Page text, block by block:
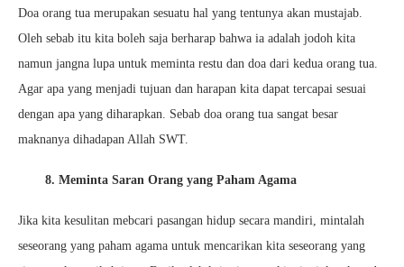
Doa orang tua merupakan sesuatu hal yang tentunya akan mustajab.
Oleh sebab itu kita boleh saja berharap bahwa ia adalah jodoh kita
namun jangna lupa untuk meminta restu dan doa dari kedua orang tua.
Agar apa yang menjadi tujuan dan harapan kita dapat tercapai sesuai
dengan apa yang diharapkan. Sebab doa orang tua sangat besar
maknanya dihadapan Allah SWT.
8. Meminta Saran Orang yang Paham Agama
Jika kita kesulitan mebcari pasangan hidup secara mandiri, mintalah
seseorang yang paham agama untuk mencarikan kita seseorang yang